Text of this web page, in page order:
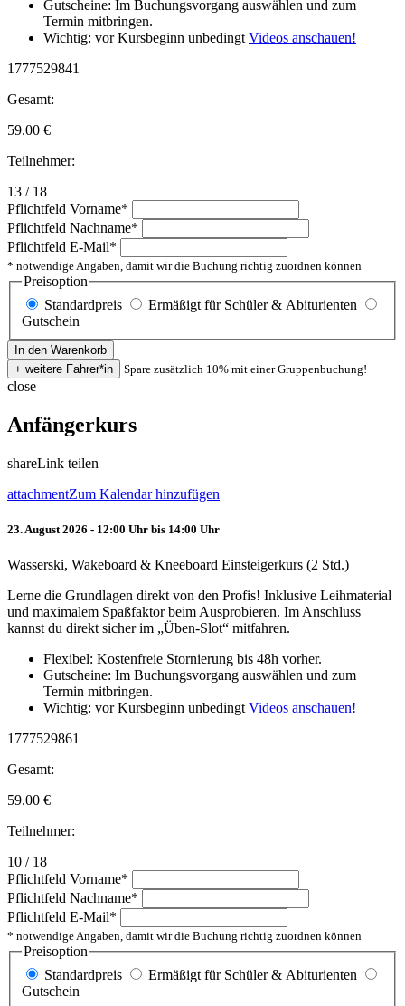
Gutscheine: Im Buchungsvorgang auswählen und zum
Termin mitbringen.
Wichtig: vor Kursbeginn unbedingtVideos anschauen!
1777529841
Gesamt:
59.00 €
Teilnehmer:
13 / 18
Pflichtfeld Vorname*
Pflichtfeld Nachname*
Pflichtfeld E-Mail*
* notwendige Angaben, damit wir die Buchung richtig zuordnen können
Preisoption
Standardpreis
Ermäßigt für Schüler & Abiturienten
Gutschein
Spare zusätzlich 10% mit einer Gruppenbuchung!
close
Anfängerkurs
shareLink teilen
attachmentZum Kalendar hinzufügen
23. August 2026 - 12:00 Uhr bis 14:00 Uhr
Wasserski, Wakeboard & Kneeboard Einsteigerkurs (2 Std.)
Lerne die Grundlagen direkt von den Profis! Inklusive Leihmaterial
und maximalem Spaßfaktor beim Ausprobieren. Im Anschluss
kannst du direkt sicher im „Üben-Slot“ mitfahren.
Flexibel: Kostenfreie Stornierung bis 48h vorher.
Gutscheine: Im Buchungsvorgang auswählen und zum
Termin mitbringen.
Wichtig: vor Kursbeginn unbedingt Videos anschauen!
1777529861
Gesamt:
59.00 €
Teilnehmer:
10 / 18
Pflichtfeld Vorname*
Pflichtfeld Nachname*
Pflichtfeld E-Mail*
* notwendige Angaben, damit wir die Buchung richtig zuordnen können
Preisoption
Standardpreis
Ermäßigt für Schüler & Abiturienten
Gutschein